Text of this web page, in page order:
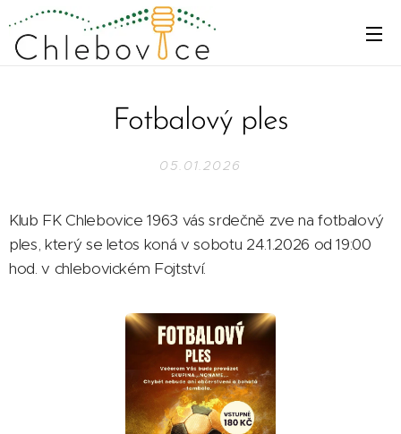
Fotbalový ples
05.01.2026
Klub FK Chlebovice 1963 vás srdečně zve na fotbalový
ples, který se letos koná v sobotu 24.1.2026 od 19:00
hod. v chlebovickém Fojtství.